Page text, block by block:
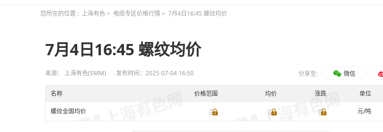
您所在的位置 : 上海有色> 电缆专区价格行情> 7月4日16:45 螺纹均价
7月4日16:45 螺纹均价
来源： 上海有色(SMM) 发布时间：2025-07-04 16:50 分享至: 微信
名称 价格范围 均价 涨跌 单位
螺纹全国均价 元/吨